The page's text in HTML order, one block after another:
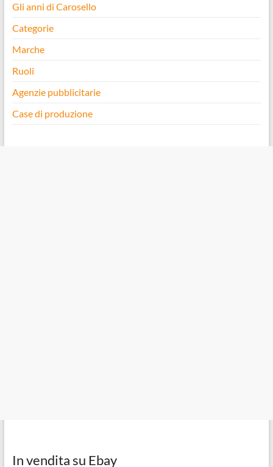
Gli anni di Carosello
Categorie
Marche
Ruoli
Agenzie pubblicitarie
Case di produzione
In vendita su Ebay